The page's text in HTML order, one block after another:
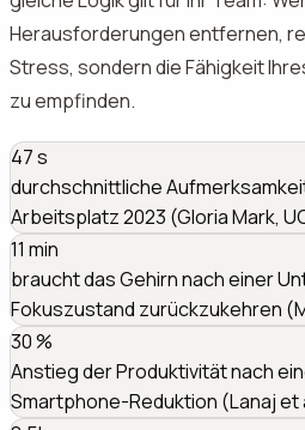
Herausforderungen entfernen,
Stress, sondern die Fähigkeit
zu empfinden.
47s
durchschnittliche
Arbeitsplatz 2023 (Gloria Mark,
11 min
braucht das Gehirn nach einer
Fokuszustand zurückzukehren
30%
Anstieg der Produktivität nach
Smartphone-Reduktion (Lanaj et